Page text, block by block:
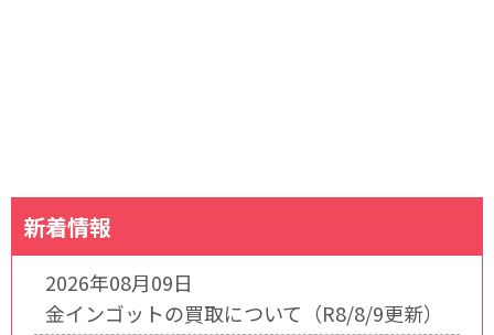
新着情報
2026年08月09日
金インゴットの買取について（R8/8/9更新）